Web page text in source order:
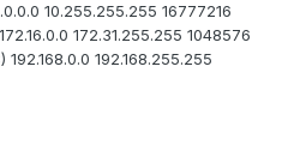
10.255.255.255 16777216
172.31.255.255 1048576
192.168.255.255